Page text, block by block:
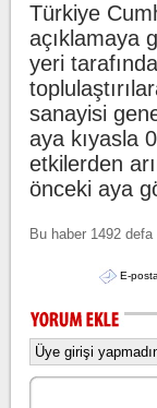
Türkiye
açıklamaya
yeri
sanayisi
aya kıyasla
etkilerden
önceki aya
Bu haber 1492
E-posta
Üye girişi